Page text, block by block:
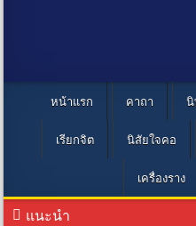
หน้าแรก คาถา
เรียกจิต นิสัยใจคอ
เครื่องราง
แนะนำ